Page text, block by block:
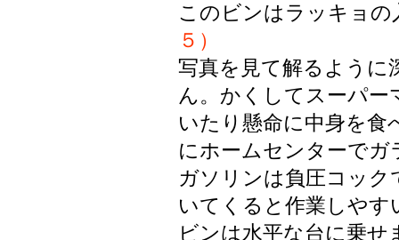
このビンはラッキョ
５）
写真を見て解るように
ん。かくしてスーパ
いたり懸命に中身を
にホームセンターで
ガソリンは負圧コッ
いてくると作業しやす
ビンは水平な台に乗